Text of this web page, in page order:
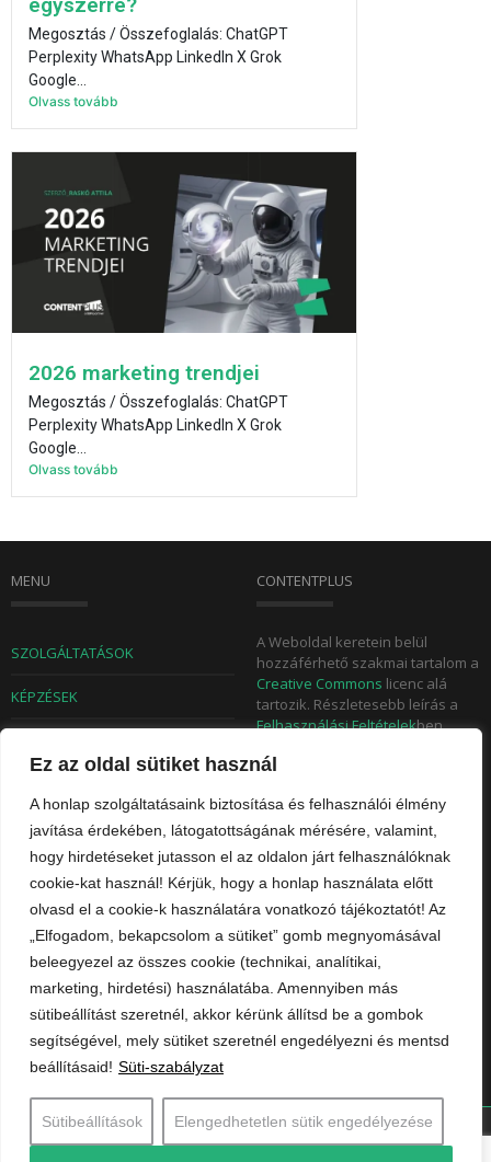
Ez az oldal sütiket használ
A honlap szolgáltatásaink biztosítása és felhasználói élmény
javítása érdekében, látogatottságának mérésére, valamint,
hogy hirdetéseket jutasson el az oldalon járt felhasználóknak
cookie-kat használ! Kérjük, hogy a honlap használata előtt
olvasd el a cookie-k használatára vonatkozó tájékoztatót! Az
„Elfogadom, bekapcsolom a sütiket” gomb megnyomásával
beleegyezel az összes cookie (technikai, analítikai,
marketing, hirdetési) használatába. Amennyiben más
sütibeállítást szeretnél, akkor kérünk állítsd be a gombok
segítségével, mely sütiket szeretnél engedélyezni és mentsd
beállításaid! Süti-szabályzat
Sütibeállítások Elengedhetetlen sütik engedélyezése
egyszerre?
Megosztás / Összefoglalás: ChatGPT
Perplexity WhatsApp LinkedIn X Grok
Google...
Olvass tovább
2026 marketing trendjei
Megosztás / Összefoglalás: ChatGPT
Perplexity WhatsApp LinkedIn X Grok
Google...
Olvass tovább
MENU
SZOLGÁLTATÁSOK
KÉPZÉSEK
RÓLUNK
KAPCSOLAT
ADATKEZELÉSI GYIK
CONTENTPLUS
A Weboldal keretein belül
hozzáférhető szakmai tartalom a
Creative Commons licenc alá
tartozik. Részletesebb leírás a
Felhasználási Feltételekben
megjelent tartalmak egészében
megkülönböztetéssel
használhatók. A Felhasználó
weboldalán történő megjelenés
rövid kivonattal vagy az első
néhány bekezdés átvételével, és
a teljes posztra történő
hivatkozással is lehetséges. Az
Adatkezelési Tájékoztató
érhető el.
© Contentplus Kft. 2017